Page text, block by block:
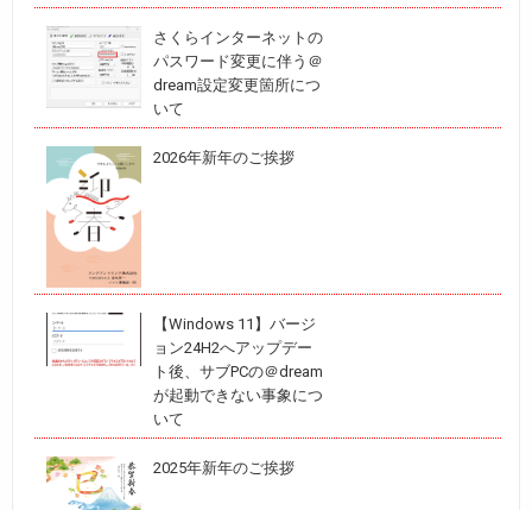
さくらインターネットの
パスワード変更に伴う＠
dream設定変更箇所につ
いて
2026年新年のご挨拶
【Windows 11】バージ
ョン24H2へアップデー
ト後、サブPCの＠dream
が起動できない事象につ
いて
2025年新年のご挨拶